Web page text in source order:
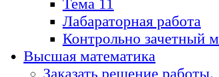
Тема 11
Лабараторная работа
Контрольно зачетный
Высшая математика
Заказать решение работы.